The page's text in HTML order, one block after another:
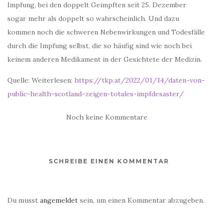
Impfung, bei den doppelt Geimpften seit 25. Dezember
sogar mehr als doppelt so wahrscheinlich. Und dazu
kommen noch die schweren Nebenwirkungen und Todesfälle
durch die Impfung selbst, die so häufig sind wie noch bei
keinem anderen Medikament in der Gesichtete der Medizin.
Quelle: Weiterlesen: https://tkp.at/2022/01/14/daten-von-
public-health-scotland-zeigen-totales-impfdesaster/
Noch keine Kommentare
SCHREIBE EINEN KOMMENTAR
Du musst angemeldet sein, um einen Kommentar abzugeben.